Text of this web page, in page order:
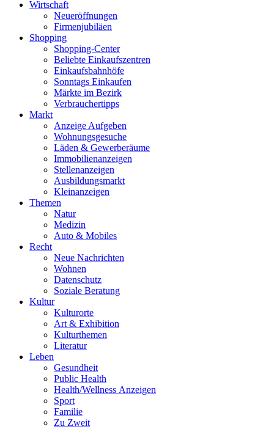
Wirtschaft
Neueröffnungen
Firmenjubiläen
Shopping
Shopping-Center
Beliebte Einkaufszentren
Einkaufsbahnhöfe
Sonntags Einkaufen
Märkte im Bezirk
Verbrauchertipps
Markt
Anzeige Aufgeben
Wohnungsgesuche
Läden & Gewerberäume
Immobilienanzeigen
Stellenanzeigen
Ausbildungsmarkt
Kleinanzeigen
Themen
Natur
Medizin
Auto & Mobiles
Recht
Neue Nachrichten
Wohnen
Datenschutz
Soziale Beratung
Kultur
Kulturorte
Art & Exhibition
Kulturthemen
Literatur
Leben
Gesundheit
Public Health
Health/Wellness Anzeigen
Sport
Familie
Zu Zweit